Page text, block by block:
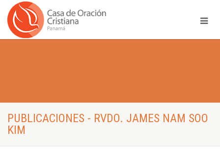
PUBLICACIONES - RVDO. JAMES NAM SOO
KIM